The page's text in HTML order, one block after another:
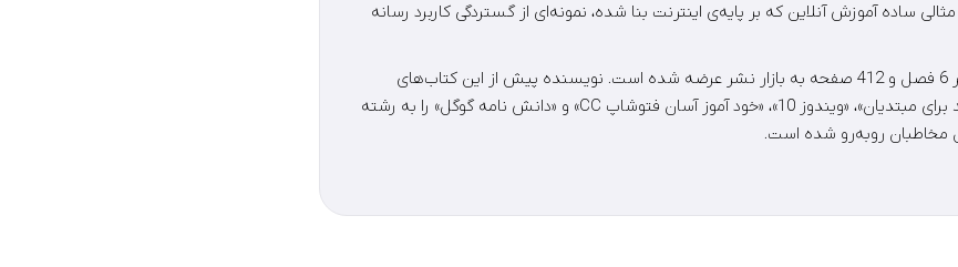
ساده آموزش آنلاین که بر پایه‌ی اینترنت بنا شده، نمونه‌ای از گستردگی کاربرد رسانه
کتاب رسانه امروز مشتمل بر 6 فصل و 412 صفحه به بازار نشر عرضه شده است. نویسنده پیش از این کتاب‌های
«عکاسی زبان است»، «اندروید برای مبتدیان»، «ویندوز 10»، «خود آموز آسان فتوشاپ CC» و «دانش نامه گوگل» را به رشته
مخاطبان روبه‌رو شده است.